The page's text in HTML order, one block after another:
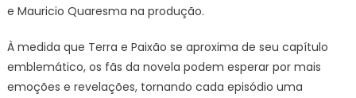
e Mauricio Quaresma na produção.
À medida que Terra e Paixão se aproxima de seu capítulo
emblemático, os fãs da novela podem esperar por mais
emoções e revelações, tornando cada episódio uma